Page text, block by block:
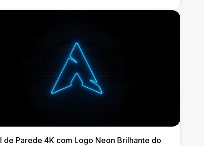
de Parede 4K com Logo Neon Brilhante do